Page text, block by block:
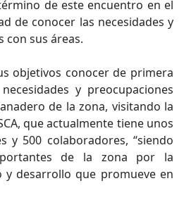
de este encuentro en el
de conocer las necesidades y
con sus áreas.
objetivos conocer de primera
y preocupaciones
de la zona, visitando la
que actualmente tiene unos
y 500 colaboradores, “siendo
de la zona por la
y desarrollo que promueve en